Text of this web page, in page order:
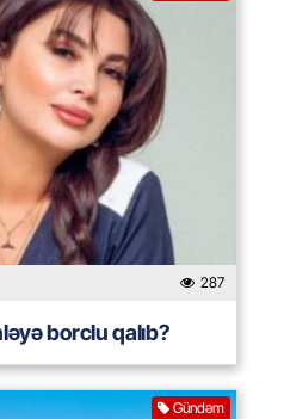
287
borclu qalıb?
Gündəm